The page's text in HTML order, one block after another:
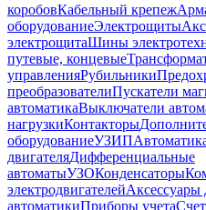
коробовКабельный крепеж
оборудованиеЭлектрощиты
электрощитаШины
путевые, концевые
управленияРубильники
преобразователиПускатели
автоматикаВыключатели
нагрузкиКонтакторы
оборудованиеУЗИП
двигателяДифференциальные
автоматыУЗОКонденсаторы
электродвигателейАксессуары
автоматикиПриборы учета